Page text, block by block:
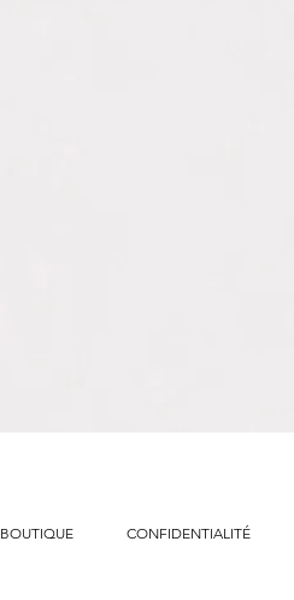
BOUTIQUE CONFIDENTIALITÉ